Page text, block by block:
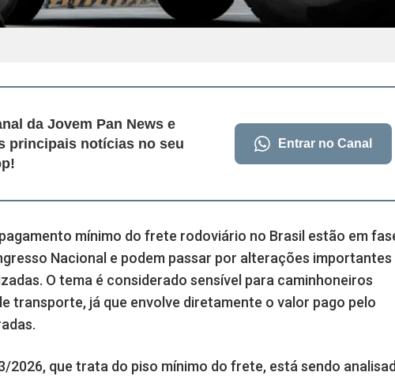
da Jovem Pan News e
principais notícias no seu
Entrar no Canal
mínimo do frete rodoviário no Brasil estão em
Nacional e podem passar por alterações importantes
O tema é considerado sensível para caminhoneiros
transporte, já que envolve diretamente o valor pago pelo
2026, que trata do piso mínimo do frete, está sendo